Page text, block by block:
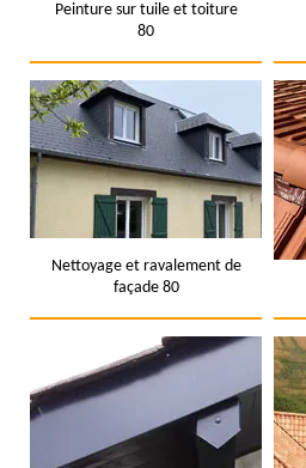
Peinture sur tuile et toiture
80
Nettoyage et ravalement de
façade 80